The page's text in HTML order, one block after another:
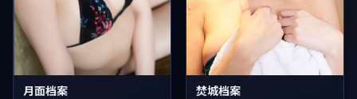
月面档案 焚城档案